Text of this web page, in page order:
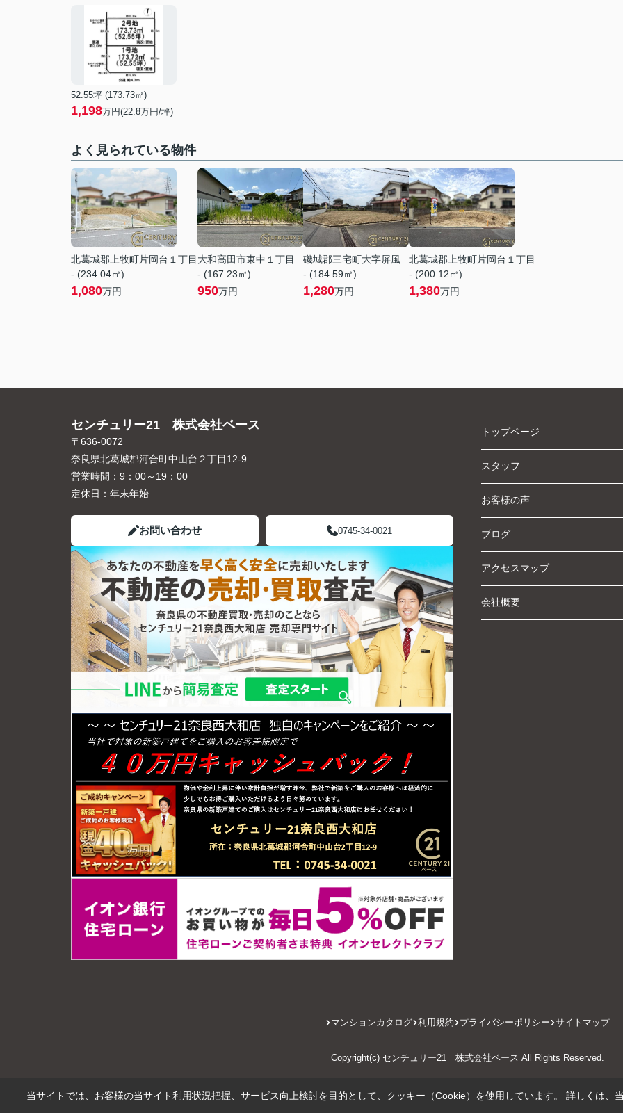
52.55坪 (173.73㎡)
1,198万円(22.8万円/坪)
よく見られている物件
北葛城郡上牧町片岡台１丁目
- (234.04㎡)
1,080万円
大和高田市東中１丁目
- (167.23㎡)
950万円
磯城郡三宅町大字屏風
- (184.59㎡)
1,280万円
北葛城郡上牧町片岡台１丁目
- (200.12㎡)
1,380万円
センチュリー21 株式会社ベース
〒636-0072
奈良県北葛城郡河合町中山台２丁目12-9
営業時間： 9：00～19：00
定休日： 年末年始
お問い合わせ 0745-34-0021
トップページ
スタッフ
お客様の声
ブログ
アクセスマップ
会社概要
マンションカタログ 利用規約 プライバシーポリシー サイトマップ
Copyright(c) センチュリー21 株式会社ベース All Rights Reserved.
当サイトでは、お客様の当サイト利用状況把握、サービス向上検討を目的として、クッキー（Cookie）を使用しています。 詳しくは、